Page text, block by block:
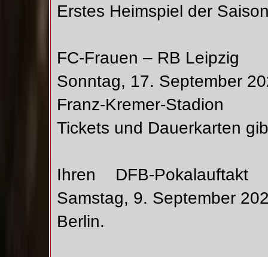
Erstes Heimspiel der
FC-Frauen – RB Leipzig
Sonntag, 17. September
Franz-Kremer-Stadion
Tickets und Dauerkarten
Ihren DFB-
Samstag, 9. September
Berlin.